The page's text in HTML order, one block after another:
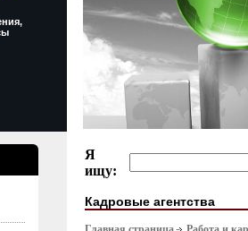
Я
ищу:
Кадровые агентства